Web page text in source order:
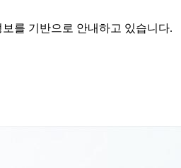
를 기반으로 안내하고 있습니다.